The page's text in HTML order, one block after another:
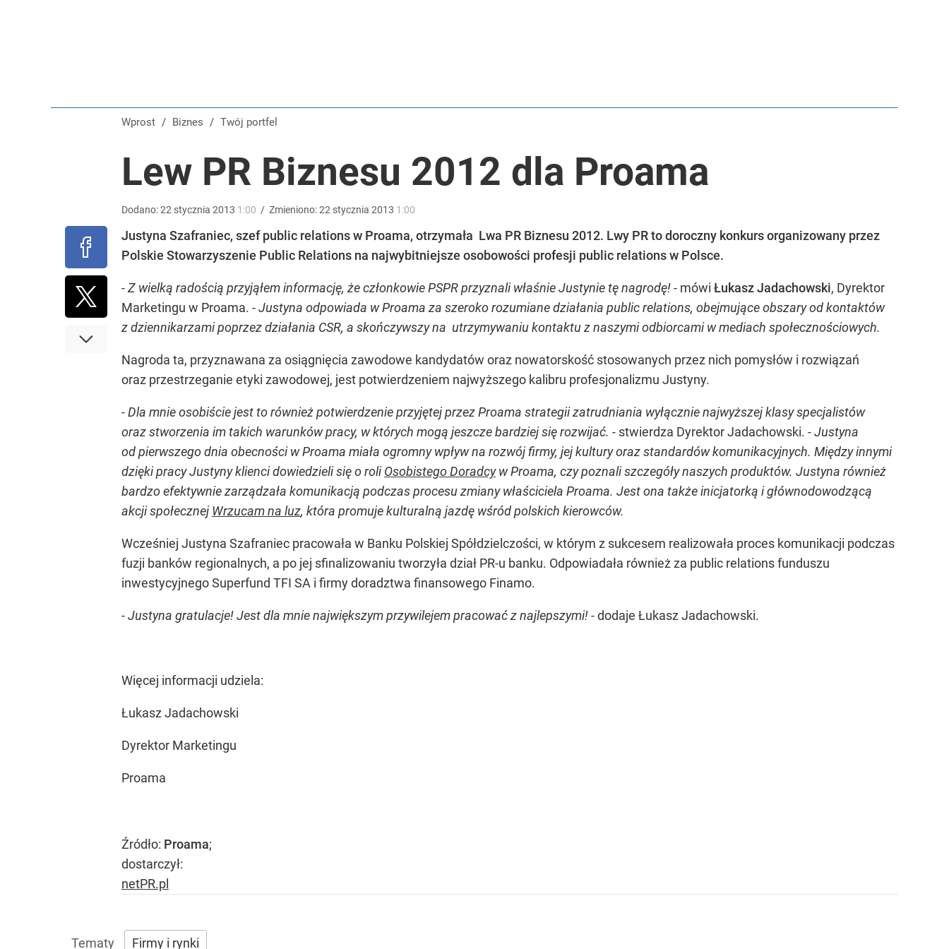
Tego sondażu premier nie może zlekceważyć. Polacy o przywróceniu CPN
Wprost / Biznes / Twój portfel
Lew PR Biznesu 2012 dla Proama
Dodano:22 stycznia 2013 1:00 / Zmieniono:22 stycznia 2013 1:00
Justyna Szafraniec, szef public relations w Proama, otrzymała Lwa PR Biznesu 2012. Lwy PR to doroczny konkurs organizowany przez
Polskie Stowarzyszenie Public Relations na najwybitniejsze osobowości profesji public relations w Polsce.
- Z wielką radością przyjąłem informację, że członkowie PSPR przyznali właśnie Justynie tę nagrodę!- mówi Łukasz Jadachowski, Dyrektor
Marketingu w Proama. -Justyna odpowiada w Proama za szeroko rozumiane działania public relations, obejmujące obszary od kontaktów
z dziennikarzami poprzez działania CSR, a skończywszy na utrzymywaniu kontaktu z naszymi odbiorcami w mediach społecznościowych.
Nagroda ta, przyznawana za osiągnięcia zawodowe kandydatów oraz nowatorskość stosowanych przez nich pomysłów i rozwiązań
oraz przestrzeganie etyki zawodowej, jest potwierdzeniem najwyższego kalibru profesjonalizmu Justyny.
-Dla mnie osobiście jest to również potwierdzenie przyjętej przez Proama strategii zatrudniania wyłącznie najwyższej klasy specjalistów
oraz stworzenia im takich warunków pracy, w których mogą jeszcze bardziej się rozwijać. - stwierdza Dyrektor Jadachowski. - Justyna
od pierwszego dnia obecności w Proama miała ogromny wpływ na rozwój firmy, jej kultury oraz standardów komunikacyjnych. Między innymi
dzięki pracy Justyny klienci dowiedzieli się o roli Osobistego Doradcyw Proama, czy poznali szczegóły naszych produktów. Justyna również
bardzo efektywnie zarządzała komunikacją podczas procesu zmiany właściciela Proama. Jest ona także inicjatorką i głównodowodzącą
akcji społecznej Wrzucam na luz, która promuje kulturalną jazdę wśród polskich kierowców.
Wcześniej Justyna Szafraniec pracowała w Banku Polskiej Spółdzielczości, w którym z sukcesem realizowała proces komunikacji podczas
fuzji banków regionalnych, a po jej sfinalizowaniu tworzyła dział PR-u banku. Odpowiadała również za public relations funduszu
inwestycyjnego Superfund TFI SA i firmy doradztwa finansowego Finamo.
-Justyna gratulacje! Jest dla mnie największym przywilejem pracować z najlepszymi!- dodaje Łukasz Jadachowski.
Więcej informacji udziela:
Łukasz Jadachowski
Dyrektor Marketingu
Proama
Źródło: Proama;
dostarczył:
netPR.pl
Firmy i rynki